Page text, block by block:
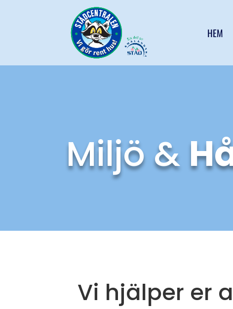
HEM
Miljö &
Vi hjälper er